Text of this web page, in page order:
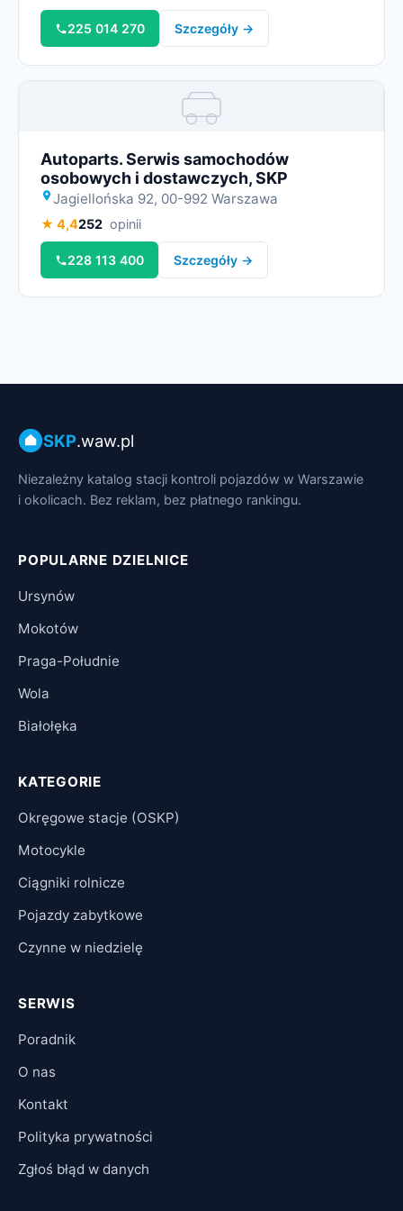
225 014 270 Szczegóły →
Miniatura
Autoparts. Serwis samochodów
osobowych i dostawczych, SKP
Jagiellońska 92, 00-992 Warszawa
★ 4,4252 opinii
228 113 400 Szczegóły →
SKP.waw.pl
Niezależny katalog stacji kontroli pojazdów w Warszawie
i okolicach. Bez reklam, bez płatnego rankingu.
POPULARNE DZIELNICE
Ursynów
Mokotów
Praga-Południe
Wola
Białołęka
KATEGORIE
Okręgowe stacje (OSKP)
Motocykle
Ciągniki rolnicze
Pojazdy zabytkowe
Czynne w niedzielę
SERWIS
Poradnik
O nas
Kontakt
Polityka prywatności
Zgłoś błąd w danych